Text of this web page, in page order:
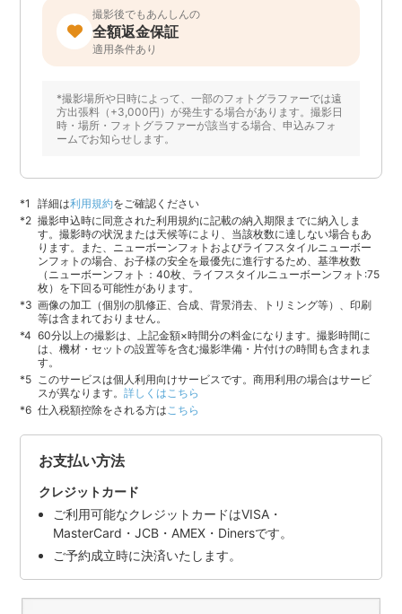
撮影後でもあんしんの
全額返金保証
適用条件あり
*撮影場所や日時によって、一部のフォトグラファーでは遠
方出張料（+3,000円）が発生する場合があります。撮影日
時・場所・フォトグラファーが該当する場合、申込みフォ
ームでお知らせします。
詳細は利用規約をご確認ください
撮影申込時に同意された利用規約に記載の納入期限までに納入しま
す。撮影時の状況または天候等により、当該枚数に達しない場合もあ
ります。また、ニューボーンフォトおよびライフスタイルニューボー
ンフォトの場合、お子様の安全を最優先に進行するため、基準枚数
（ニューボーンフォト：40枚、ライフスタイルニューボーンフォト:75
枚）を下回る可能性があります。
画像の加工（個別の肌修正、合成、背景消去、トリミング等）、印刷
等は含まれておりません。
60分以上の撮影は、上記金額×時間分の料金になります。撮影時間に
は、機材・セットの設置等を含む撮影準備・片付けの時間も含まれま
す。
このサービスは個人利用向けサービスです。商用利用の場合はサービ
スが異なります。詳しくはこちら
仕入税額控除をされる方は こちら
お支払い方法
クレジットカード
ご利用可能なクレジットカードはVISA・
MasterCard・JCB・AMEX・Dinersです。
ご予約成立時に決済いたします。